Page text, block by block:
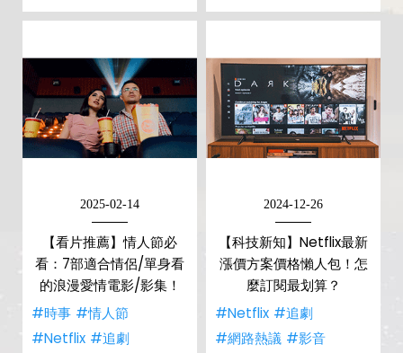
2025-02-14
【看片推薦】情人節必
看：7部適合情侶/單身看
的浪漫愛情電影/影集！
#時事 #情人節
#Netflix #追劇
2024-12-26
【科技新知】Netflix最新
漲價方案價格懶人包！怎
麼訂閱最划算？
#Netflix #追劇
#網路熱議 #影音